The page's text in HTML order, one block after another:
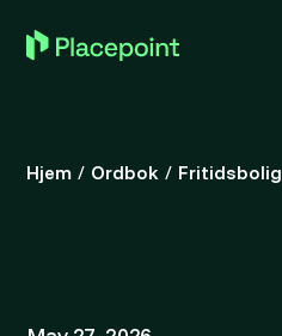
Hjem / Ordbok / Fritidsbolig